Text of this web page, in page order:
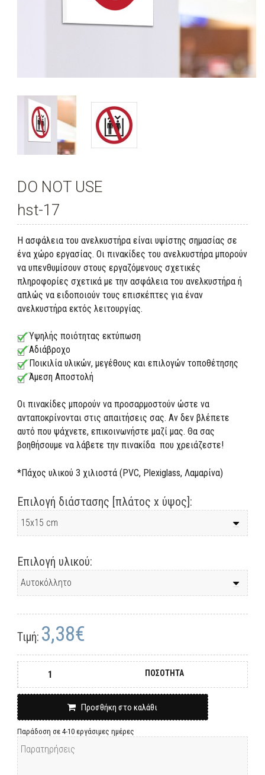
DO NOT USE
hst-17
Η ασφάλεια του ανελκυστήρα είναι υψίστης σημασίας σε
ένα χώρο εργασίας. Οι πινακίδες του ανελκυστήρα μπορούν
να υπενθυμίσουν στους εργαζόμενους σχετικές
πληροφορίες σχετικά με την ασφάλεια του ανελκυστήρα ή
απλώς να ειδοποιούν τους επισκέπτες για έναν
ανελκυστήρα εκτός λειτουργίας.
Υψηλής ποιότητας εκτύπωση
Αδιάβροχο
Ποικιλία υλικών, μεγέθους και επιλογών τοποθέτησης
Άμεση Αποστολή
Οι πινακίδες μπορούν να προσαρμοστούν ώστε να
ανταποκρίνονται στις απαιτήσεις σας. Αν δεν βλέπετε
αυτό που ψάχνετε, επικοινωνήστε μαζί μας. Θα σας
βοηθήσουμε να λάβετε την πινακίδα που χρειάζεστε!
*Πάχος υλικού 3 χιλιοστά (PVC, Plexiglass, Λαμαρίνα)
Επιλογή διάστασης [πλάτος x ύψος]:
Επιλογή υλικού:
Τιμή: 3,38€
ΠΟΣΟΤΗΤΑ
Προσθήκη στο καλάθι
Παράδοση σε 4-10 εργάσιμες ημέρες